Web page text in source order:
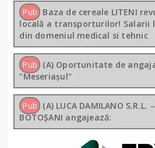
Pub Baza de cereale LITENI
locală a transporturilor! Salarii
din domeniul medical si tehnic
Pub (A) Oportunitate de
"Meseriașul"
Pub (A) LUCA DAMILANO S.R.L.
BOTOȘANI angajează: